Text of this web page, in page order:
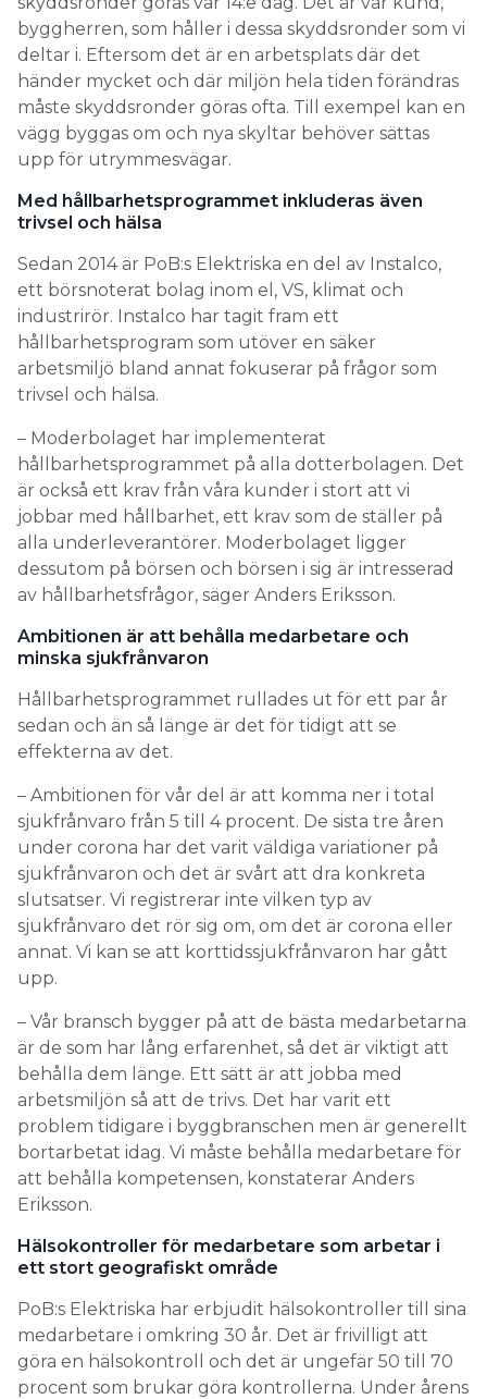
byggherren, som håller i dessa skyddsronder som vi
deltar i. Eftersom det är en arbetsplats där det
händer mycket och där miljön hela tiden förändras
måste skyddsronder göras ofta. Till exempel kan en
vägg byggas om och nya skyltar behöver sättas
upp för utrymmesvägar.
Med hållbarhetsprogrammet inkluderas även
trivsel och hälsa
Sedan 2014 är PoB:s Elektriska en del av Instalco,
ett börsnoterat bolag inom el, VS, klimat och
industrirör. Instalco har tagit fram ett
hållbarhetsprogram som utöver en säker
arbetsmiljö bland annat fokuserar på frågor som
trivsel och hälsa.
– Moderbolaget har implementerat
hållbarhetsprogrammet på alla dotterbolagen. Det
är också ett krav från våra kunder i stort att vi
jobbar med hållbarhet, ett krav som de ställer på
alla underleverantörer. Moderbolaget ligger
dessutom på börsen och börsen i sig är intresserad
av hållbarhetsfrågor, säger Anders Eriksson.
Ambitionen är att behålla medarbetare och
minska sjukfrånvaron
Hållbarhetsprogrammet rullades ut för ett par år
sedan och än så länge är det för tidigt att se
effekterna av det.
– Ambitionen för vår del är att komma ner i total
sjukfrånvaro från 5 till 4 procent. De sista tre åren
under corona har det varit väldiga variationer på
sjukfrånvaron och det är svårt att dra konkreta
slutsatser. Vi registrerar inte vilken typ av
sjukfrånvaro det rör sig om, om det är corona eller
annat. Vi kan se att korttidssjukfrånvaron har gått
upp.
– Vår bransch bygger på att de bästa medarbetarna
är de som har lång erfarenhet, så det är viktigt att
behålla dem länge. Ett sätt är att jobba med
arbetsmiljön så att de trivs. Det har varit ett
problem tidigare i byggbranschen men är generellt
bortarbetat idag. Vi måste behålla medarbetare för
att behålla kompetensen, konstaterar Anders
Eriksson.
Hälsokontroller för medarbetare som arbetar i
ett stort geografiskt område
PoB:s Elektriska har erbjudit hälsokontroller till sina
medarbetare i omkring 30 år. Det är frivilligt att
göra en hälsokontroll och det är ungefär 50 till 70
procent som brukar göra kontrollerna. Under årens